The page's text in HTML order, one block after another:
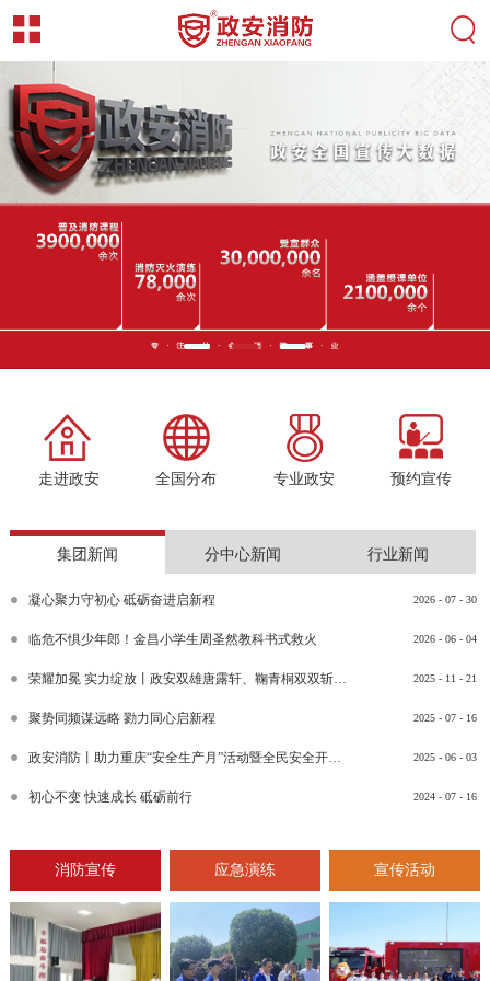
走进政安 全国分布 专业政安 预约宣传
集团新闻 分中心新闻 行业新闻
2026 - 07 - 30
凝心聚力守初心 砥砺奋进启新程
2026 - 06 - 04
临危不惧少年郎！金昌小学生周圣然教科书式救火
2025 - 11 - 21
荣耀加冕 实力绽放丨政安双雄唐露轩、鞠青桐双双斩获“渝消蓝盾讲师团金牌讲师”比武竞赛决赛大奖
2025 - 07 - 16
聚势同频谋远略 勠力同心启新程
2025 - 06 - 03
政安消防丨助力重庆“安全生产月”活动暨全民安全开放日活动
2024 - 07 - 16
初心不变 快速成长 砥砺前行
消防宣传 应急演练 宣传活动